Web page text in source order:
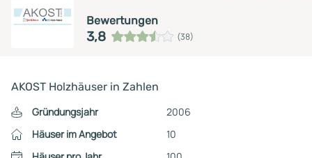
Bewertungen
3,8 (38)
AKOST Holzhäuser in Zahlen
Gründungsjahr
2006
Häuser im Angebot
10